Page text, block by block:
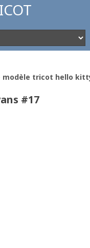
modèle tricot hello
#17